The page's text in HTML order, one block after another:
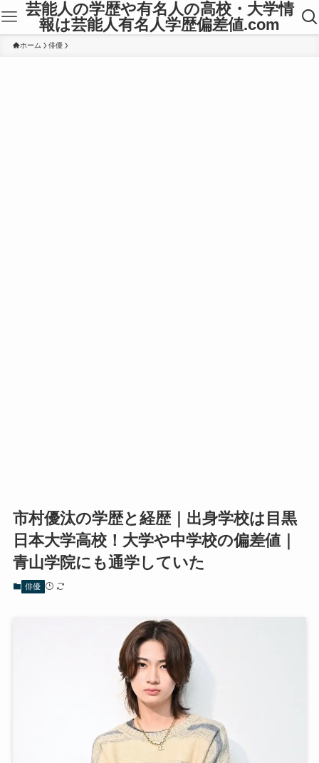
芸能人の学歴や有名人の高校・大学情
報は芸能人有名人学歴偏差値.com
ホーム 俳優
市村優汰の学歴と経歴｜出身学校は目黒
日本大学高校！大学や中学校の偏差値｜
青山学院にも通学していた
俳優